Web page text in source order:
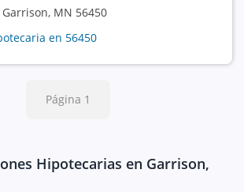
Garrison, MN 56450
en 56450
Página 1
Hipotecarias en Garrison,